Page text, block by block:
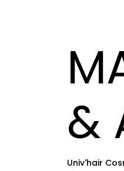
&
Univ'hair